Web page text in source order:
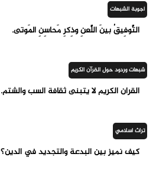
أجوبة الشبهات
التَّوفِيقُ بينَ اللَّعنِ وذِكرِ مَحاسِنِ المَوتى.
شبهات وردود حول القرآن الكريم
القران الكريم لا يتبنى ثقافة السب والشتم.
تراث اسلامي
كيف نميز بين البدعة والتجديد في الدين؟